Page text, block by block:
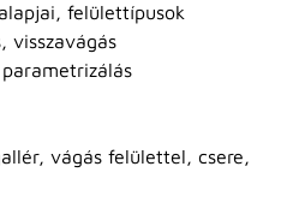
felülettípusok
visszavágás
vágás felülettel, csere,